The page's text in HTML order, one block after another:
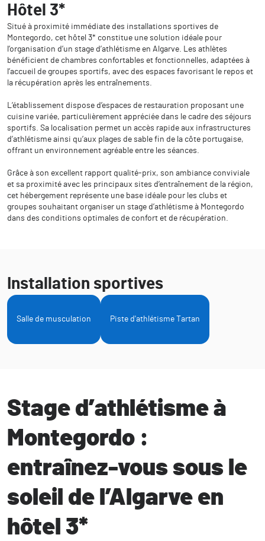
Hôtel 3*
Situé à proximité immédiate des installations sportives de
Montegordo, cet hôtel 3* constitue une solution idéale pour
l’organisation d’un stage d’athlétisme en Algarve. Les athlètes
bénéficient de chambres confortables et fonctionnelles, adaptées à
l’accueil de groupes sportifs, avec des espaces favorisant le repos et
la récupération après les entraînements.
L’établissement dispose d’espaces de restauration proposant une
cuisine variée, particulièrement appréciée dans le cadre des séjours
sportifs. Sa localisation permet un accès rapide aux infrastructures
d’athlétisme ainsi qu’aux plages de sable fin de la côte portugaise,
offrant un environnement agréable entre les séances.
Grâce à son excellent rapport qualité-prix, son ambiance conviviale
et sa proximité avec les principaux sites d’entraînement de la région,
cet hébergement représente une base idéale pour les clubs et
groupes souhaitant organiser un stage d’athlétisme à Montegordo
dans des conditions optimales de confort et de récupération.
Installation sportives
Salle de musculation Piste d'athlétisme Tartan
Stage d’athlétisme à
Montegordo :
entraînez-vous sous le
soleil de l’Algarve en
hôtel 3*